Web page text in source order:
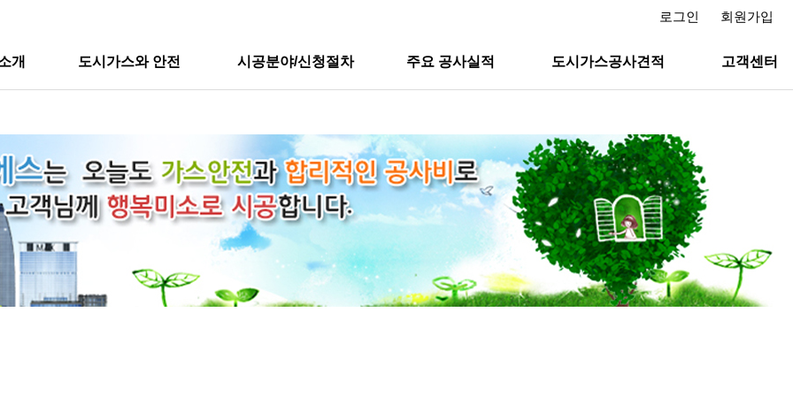
개 도시가스와 안전 시공분야/신청절차 주요 공사실적 도시가스공사견적 고객센터
로그인 회원가입